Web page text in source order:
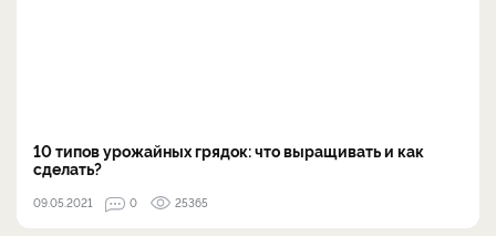
10 типов урожайных грядок: что выращивать и как
сделать?
09.05.2021 0 25365